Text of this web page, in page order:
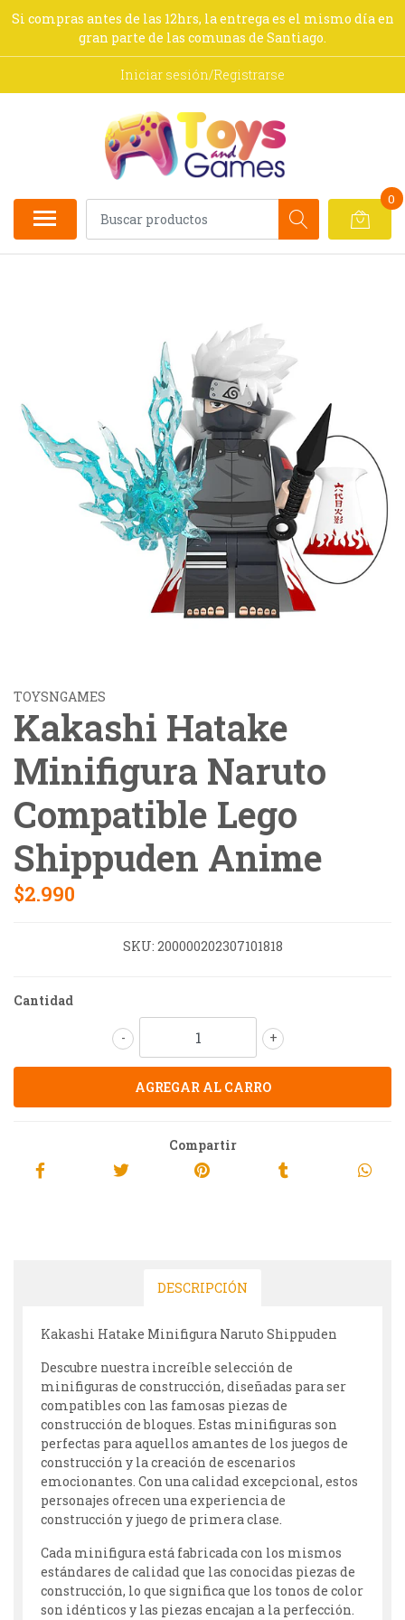
Si compras antes de las 12hrs, la entrega es el mismo día en
gran parte de las comunas de Santiago.
Iniciar sesión/Registrarse
0
TOYSNGAMES
Kakashi Hatake
Minifigura Naruto
Compatible Lego
Shippuden Anime
$2.990
SKU: 200000202307101818
Cantidad
+
-
Compartir
DESCRIPCIÓN
Kakashi Hatake Minifigura Naruto Shippuden
Descubre nuestra increíble selección de
minifiguras de construcción, diseñadas para ser
compatibles con las famosas piezas de
construcción de bloques. Estas minifiguras son
perfectas para aquellos amantes de los juegos de
construcción y la creación de escenarios
emocionantes. Con una calidad excepcional, estos
personajes ofrecen una experiencia de
construcción y juego de primera clase.
Cada minifigura está fabricada con los mismos
estándares de calidad que las conocidas piezas de
construcción, lo que significa que los tonos de color
son idénticos y las piezas encajan a la perfección.